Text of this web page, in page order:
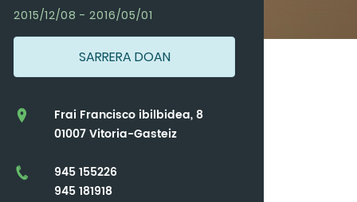
2015/12/08 - 2016/05/01
SARRERA DOAN
Frai Francisco ibilbidea, 8
01007 Vitoria-Gasteiz
945 155226
945 181918